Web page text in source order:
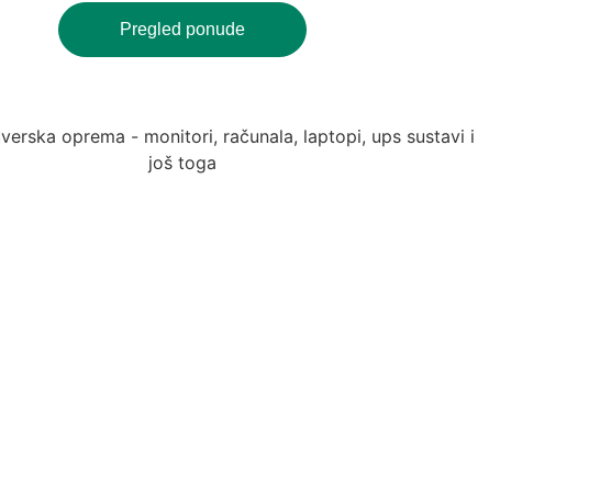
Pregled ponude